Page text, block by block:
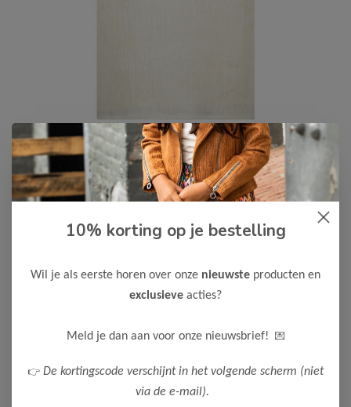
Le Chic -50%
22,50 44,99
Kleur: Dreamy Creamy
Maak een keuze:
Niet op voorraad
10% korting op je bestelling
Wil je als eerste horen over onze nieuwste producten en
exclusieve acties?
Meld je dan aan voor onze nieuwsbrief! 💌
👉 De kortingscode verschijnt in het volgende scherm (niet
via de e-mail).